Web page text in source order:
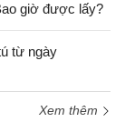
giờ được lấy?
từ ngày
Xem thêm